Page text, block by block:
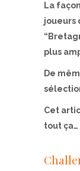
La
joueurs
plus
De
Cet
tout ça…